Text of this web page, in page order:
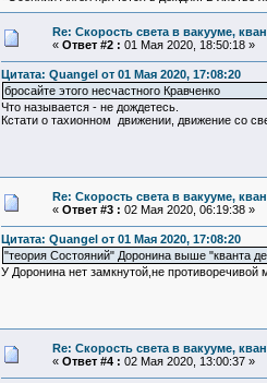
Re: Скорость света в вакууме,
« Ответ #2 : 01 Мая 2020, 18:50:18 »
Цитата: Quangel от 01 Мая 2020, 17:08:20
бросайте этого несчастного Кравченко
Что называется - не дождетесь.
Кстати о тахионном движении, движение со
Re: Скорость света в вакууме,
« Ответ #3 : 02 Мая 2020, 06:19:38 »
Цитата: Quangel от 01 Мая 2020, 17:08:20
"теория Состояний" Доронина выше "кванта
У Доронина нет замкнутой,не
Re: Скорость света в вакууме,
« Ответ #4 : 02 Мая 2020, 13:00:37 »